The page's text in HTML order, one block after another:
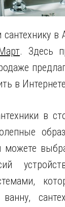
сантехнику
. Здесь
в
в
можете
ванну,